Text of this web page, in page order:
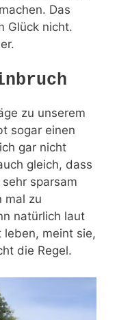
Das
Glück nicht.
zu unserem
sogar einen
gar nicht
gleich, dass
sparsam
mal zu
natürlich laut
meint sie,
die Regel.